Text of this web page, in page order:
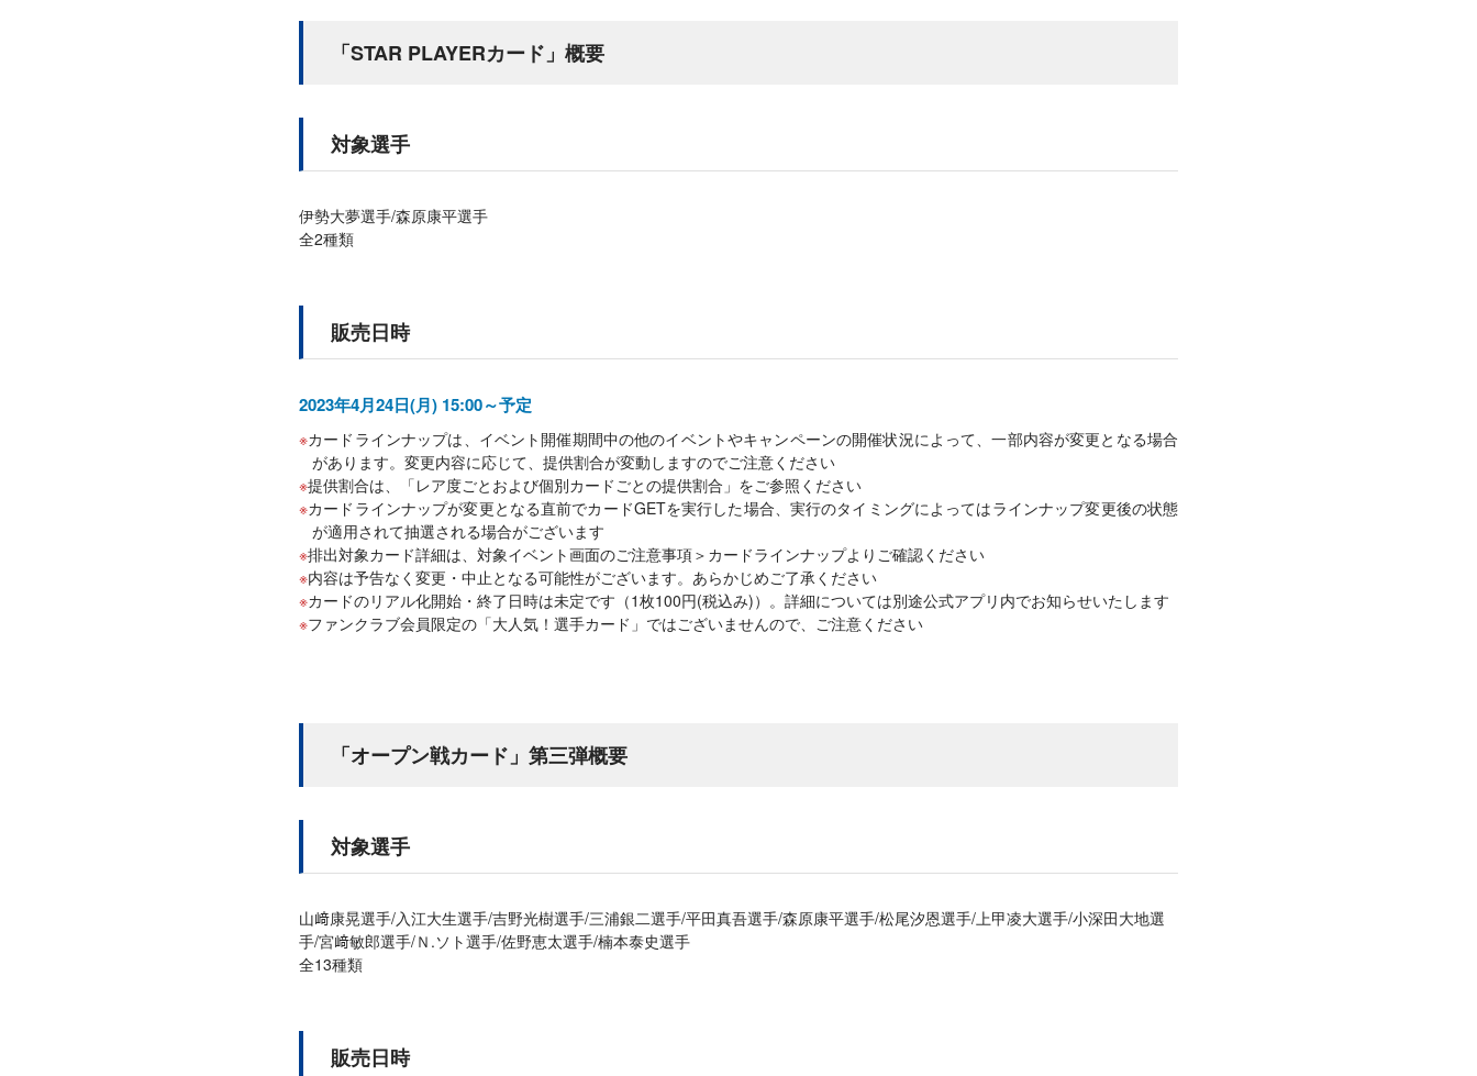
「STAR PLAYERカード」概要
対象選手
伊勢大夢選手/森原康平選手
全2種類
販売日時
2023年4月24日(月) 15:00～予定
カードラインナップは、イベント開催期間中の他のイベントやキャンペーンの開催状況によって、一部内容が変更となる場合
があります。変更内容に応じて、提供割合が変動しますのでご注意ください
提供割合は、「レア度ごとおよび個別カードごとの提供割合」をご参照ください
カードラインナップが変更となる直前でカードGETを実行した場合、実行のタイミングによってはラインナップ変更後の状態
が適用されて抽選される場合がございます
排出対象カード詳細は、対象イベント画面のご注意事項＞カードラインナップよりご確認ください
内容は予告なく変更・中止となる可能性がございます。あらかじめご了承ください
カードのリアル化開始・終了日時は未定です（1枚100円(税込み)）。詳細については別途公式アプリ内でお知らせいたします
ファンクラブ会員限定の「大人気！選手カード」ではございませんので、ご注意ください
「オープン戦カード」第三弾概要
対象選手
山﨑康晃選手/入江大生選手/吉野光樹選手/三浦銀二選手/平田真吾選手/森原康平選手/松尾汐恩選手/上甲凌大選手/小深田大地選
手/宮﨑敏郎選手/Ｎ.ソト選手/佐野恵太選手/楠本泰史選手
全13種類
販売日時